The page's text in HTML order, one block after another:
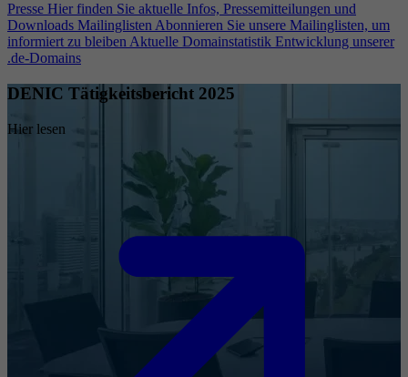
Presse Hier finden Sie aktuelle Infos, Pressemitteilungen und
Downloads Mailinglisten Abonnieren Sie unsere Mailinglisten, um
informiert zu bleiben Aktuelle Domainstatistik Entwicklung unserer
.de-Domains
DENIC Tätigkeitsbericht 2025
Hier lesen